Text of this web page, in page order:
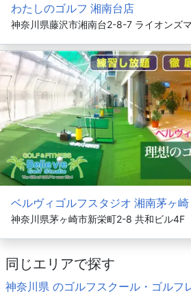
わたしのゴルフ 湘南台店
神奈川県藤沢市湘南台2-8-7 ライオンズ
ベルヴィゴルフスタジオ 湘南茅ヶ崎
神奈川県茅ヶ崎市新栄町2-8 共和ビル4F
同じエリアで探す
神奈川県 のゴルフスクール・ゴルフ